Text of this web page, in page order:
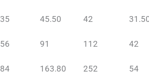
35 45.50 42
56 91 112 42
84 163.80 252 54